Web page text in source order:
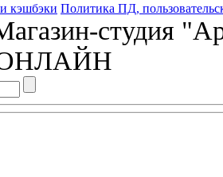
кэшбэки Политика ПД,
студия
ОНЛАЙН